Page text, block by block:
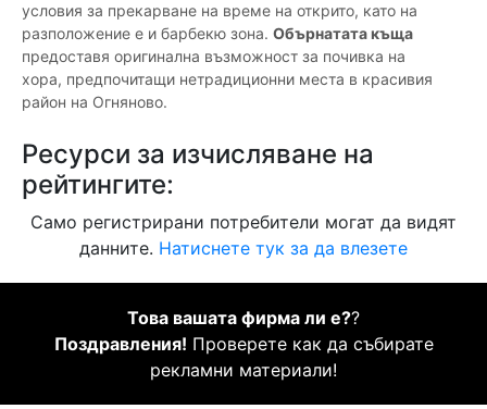
условия за прекарване на време на открито, като на
разположение е и барбекю зона. Обърнатата къща
предоставя оригинална възможност за почивка на
хора, предпочитащи нетрадиционни места в красивия
район на Огняново.
Ресурси за изчисляване на
рейтингите:
Само регистрирани потребители могат да видят
данните. Натиснете тук за да влезете
Това вашата фирма ли е??
Поздравления! Проверете как да събирате
рекламни материали!